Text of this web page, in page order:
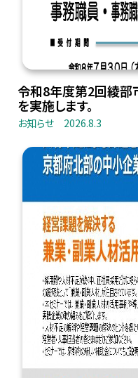
令和8年度第2回綾部
を実施します。
お知らせ 2026.8.3